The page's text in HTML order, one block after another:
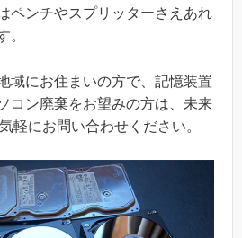
ペンチやスプリッターさえあれ
。
域にお住まいの方で、記憶装置
コン廃棄をお望みの方は、未来
軽にお問い合わせください。